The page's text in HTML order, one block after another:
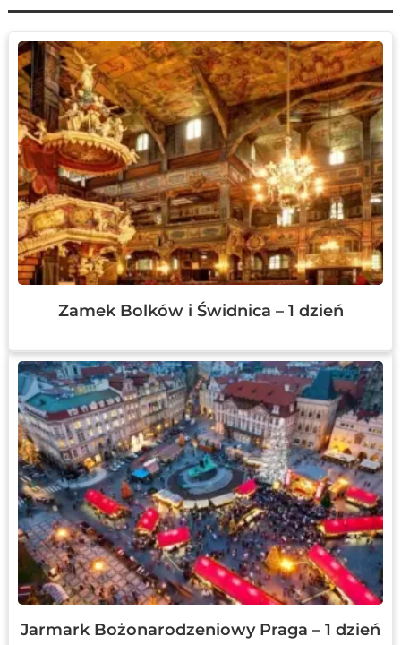
Zamek Bolków i Świdnica – 1 dzień
Jarmark Bożonarodzeniowy Praga – 1 dzień